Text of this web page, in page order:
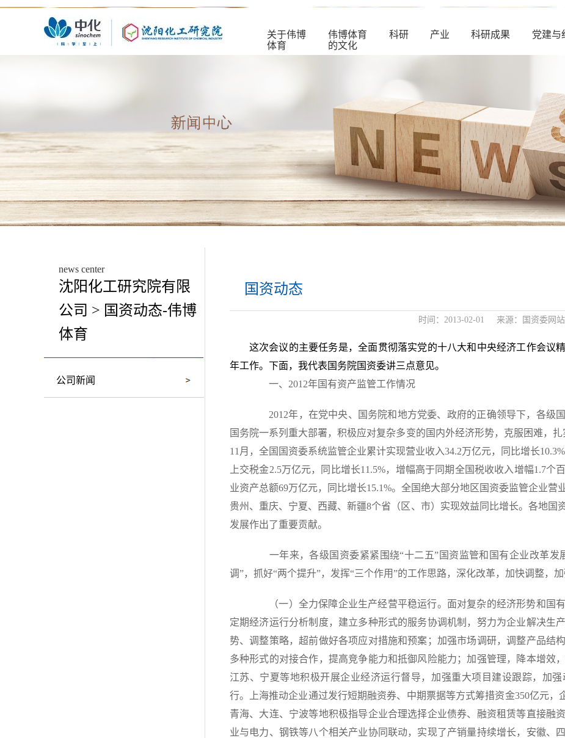
关于伟博
体育
伟博体育
的文化
科研 产业 科研成果 党建与
news center
沈阳化工研究院有限
公司 > 国资动态-伟博
体育
公司新闻
国资动态
时间： 2013-02-01 来源： 国资委网站
这次会议的主要任务是，全面贯彻落实党的十八大和中央经济工作会议
年工作。下面，我代表国务院国资委讲三点意见。
一、2012年国有资产监管工作情况
2012年，在党中央、国务院和地方党委、政府的正确领导下，各级国
国务院一系列重大部署，积极应对复杂多变的国内外经济形势，克服困难，
11月，全国国资委系统监管企业累计实现营业收入34.2万亿元，同比增长
上交税金2.5万亿元，同比增长11.5%，增幅高于同期全国税收收入增幅1.7
业资产总额69万亿元，同比增长15.1%。全国绝大部分地区国资委监管企业营
贵州、重庆、宁夏、西藏、新疆8个省（区、市）实现效益同比增长。各地国
发展作出了重要贡献。
一年来，各级国资委紧紧围绕“十二五”国资监管和国有企业改革发
调”，抓好“两个提升”，发挥“三个作用”的工作思路，深化改革，加快调整，
（一）全力保障企业生产经营平稳运行。面对复杂的经济形势和国
定期经济运行分析制度，建立多种形式的服务协调机制，努力为企业解决生
势、调整策略，超前做好各项应对措施和预案；加强市场调研，调整产品结
多种形式的对接合作，提高竞争能力和抵御风险能力；加强管理，降本增效
江苏、宁夏等地积极开展企业经济运行督导，加强重大项目建设跟踪，加
行。上海推动企业通过发行短期融资券、中期票据等方式筹措资金350亿元，
青海、大连、宁波等地积极指导企业合理选择企业债券、融资租赁等直接融
业与电力、钢铁等八个相关产业协同联动，实现了产销量持续增长，安徽、